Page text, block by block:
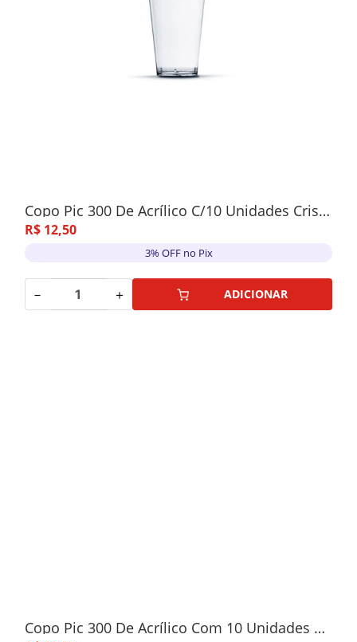
Copo Pic 300 De Acrílico C/10 Unidades Cristal
R$ 12,50
3% OFF no Pix
－ ＋ ADICIONAR
Copo Pic 300 De Acrílico Com 10 Unidades Vermelho